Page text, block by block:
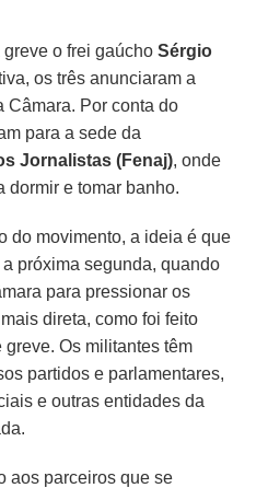
greve o frei gaúchoSérgio
os três anunciaram a
Câmara. Por conta do
para a sede da
Jornalistas (Fenaj), onde
dormir e tomar banho.
do movimento, a ideia é que
próxima segunda, quando
para pressionar os
direta, como foi feito
Os militantes têm
partidos e parlamentares,
e outras entidades da
aos parceiros que se